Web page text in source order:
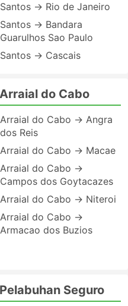
Santos → Rio de Janeiro
Santos → Bandara
Guarulhos Sao Paulo
Santos → Cascais
do Cabo
Arraial do Cabo → Angra
dos Reis
Arraial do Cabo → Macae
Arraial do Cabo →
Campos dos Goytacazes
Arraial do Cabo → Niteroi
Arraial do Cabo →
Armacao dos Buzios
Seguro